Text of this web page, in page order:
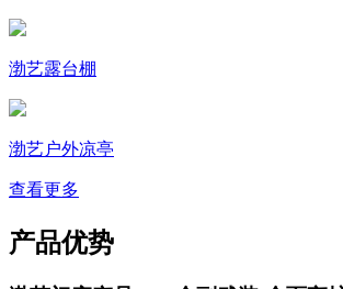
渤艺露台棚
渤艺户外凉亭
查看更多
产品优势